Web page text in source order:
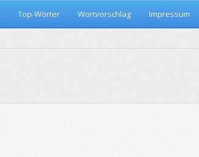
Top-Wörter Wortvorschlag Impressum